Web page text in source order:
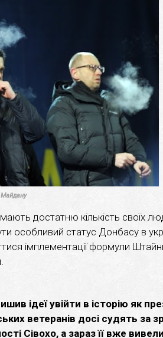
Майдану
достатню кількість своїх
особливий статус Донбасу в
імплементації формули
ідеї увійти в історію як
ветеранів досі судять за
Сівохо, а зараз її вже